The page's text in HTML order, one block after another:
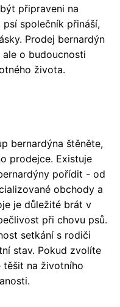
připraveni na
společník přináší,
Prodej bernardýn
o budoucnosti
života.
bernardýna štěněte,
prodejce. Existuje
pořídit - od
obchody a
je důležité brát v
při chovu psů.
setkání s rodiči
stav. Pokud zvolíte
těšit na životního